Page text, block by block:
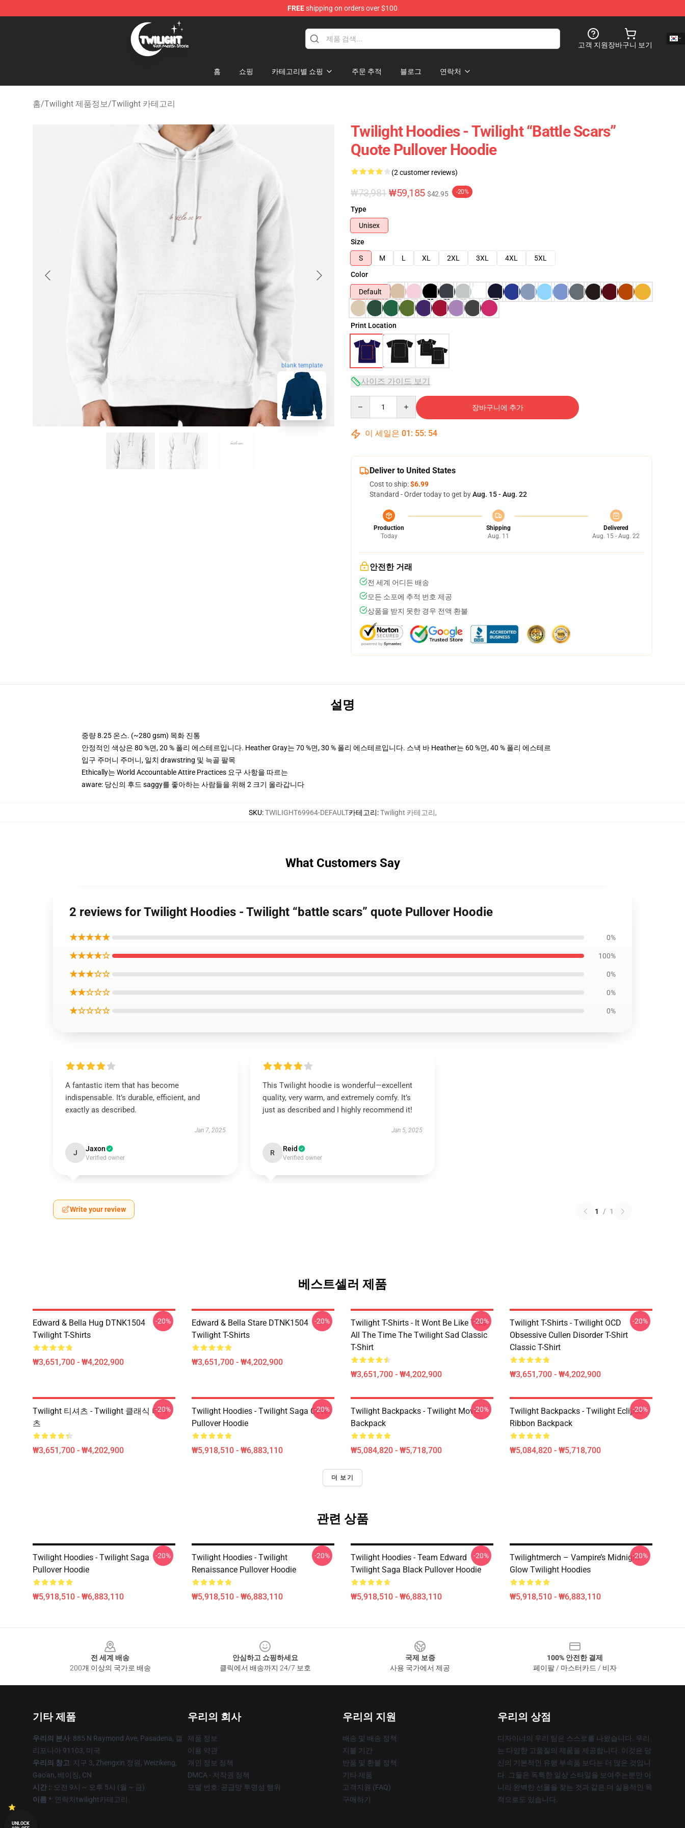
FREEshipping on orders over $100
Twilight Store - Official Twilight Merchandise Shop
고객 지원장바구니 보기
홈 쇼핑 카테고리별 쇼핑 주문 추적 블로그 연락처
홈/Twilight 제품정보/Twilight 카테고리
blank template
Twilight Hoodies - Twilight “battle Scars”
Quote Pullover Hoodie
(2 customer reviews)
₩73,981 ₩59,185 $42.95 -20%
Type
Unisex
Size
S
M L XL 2XL 3XL 4XL
5XL
Color
Default
Print Location
사이즈 가이드 보기
장바구니에 추가
이 세일은 01 : 55: 53
Deliver to United States
Cost to ship:$6.99
Standard - Order today to get byAug. 15 - Aug. 22
Production
Today
Shipping
Aug. 11
Delivered
Aug. 15 - Aug. 22
안전한 거래
전 세계 어디든 배송
모든 소포에 추적 번호 제공
상품을 받지 못한 경우 전액 환불
설명
중량 8.25 온스. (~280 gsm) 목화 진통
안정적인 색상은 80 %면, 20 % 폴리 에스테르입니다. Heather Gray는 70 %면, 30 % 폴리 에스테르입니다. 스낵 바 Heather는 60 %면, 40 % 폴리 에스테르
입구 주머니 주머니, 일치 drawstring 및 늑골 팔목
Ethically는 World Accountable Attire Practices 요구 사항을 따르는
aware: 당신의 후드 saggy를 좋아하는 사람들을 위해 2 크기 올라갑니다
SKU:TWILIGHT69964-DEFAULT카테고리:Twilight 카테고리,
What Customers Say
2 reviews for Twilight Hoodies - Twilight “battle scars” quote Pullover Hoodie
★★★★★ 0%
★★★★☆ 100%
★★★☆☆ 0%
★★☆☆☆ 0%
★☆☆☆☆ 0%
A fantastic item that has become
indispensable. It’s durable, efficient, and
exactly as described.
Jan 7, 2025
J Jaxon
Verified owner
This Twilight hoodie is wonderful—excellent
quality, very warm, and extremely comfy. It’s
just as described and I highly recommend it!
Jan 5, 2025
R Reid
Verified owner
Write your review 1 / 1
베스트셀러 제품
Edward & Bella Hug DTNK1504
Twilight T-Shirts
₩3,651,700 - ₩4,202,900
-20%
Edward & Bella Stare DTNK1504
Twilight T-Shirts
₩3,651,700 - ₩4,202,900
-20%
Twilight T-Shirts - It Wont Be Like This
All The Time The Twilight Sad Classic
T-Shirt
₩3,651,700 - ₩4,202,900
-20%
Twilight T-Shirts - Twilight OCD
Obsessive Cullen Disorder T-Shirt
Classic T-Shirt
₩3,651,700 - ₩4,202,900
-20%
Twilight 티셔츠 - Twilight 클래식 티셔
츠
₩3,651,700 - ₩4,202,900
-20%
Twilight Hoodies - Twilight Saga Cover
Pullover Hoodie
₩5,918,510 - ₩6,883,110
-20%
Twilight Backpacks - Twilight Movie
Backpack
₩5,084,820 - ₩5,718,700
-20%
Twilight Backpacks - Twilight Eclipse
Ribbon Backpack
₩5,084,820 - ₩5,718,700
-20%
더 보기
관련 상품
Twilight Hoodies - Twilight Saga
Pullover Hoodie
₩5,918,510 - ₩6,883,110
-20%
Twilight Hoodies - Twilight
Renaissance Pullover Hoodie
₩5,918,510 - ₩6,883,110
-20%
Twilight Hoodies - Team Edward
Twilight Saga Black Pullover Hoodie
₩5,918,510 - ₩6,883,110
-20%
Twilightmerch – Vampire’s Midnight
Glow Twilight Hoodies
₩5,918,510 - ₩6,883,110
-20%
전 세계 배송
200개 이상의 국가로 배송
안심하고 쇼핑하세요
클릭에서 배송까지 24/7 보호
국제 보증
사용 국가에서 제공
100% 안전한 결제
페이팔 / 마스터카드 / 비자
기타 제품
우리의 본사: 885 N Raymond Ave, Pasadena, 캘
리포니아 91103, 미국
우리의 창고: 지구 3, Zhengxin 정원, Weizikeng,
Gao'an, 베이징, CN
시간 :: 오전 9시 ~ 오후 5시 (월 ~ 금)
이름 *: 연락처twilight카테고리
우리의 회사
제품 정보
이용 약관
개인 정보 정책
DMCA - 저작권 정책
모델 번호: 공급망 투명성 행위
우리의 지원
배송 및 배송 정책
지불 기간
반품 및 환불 정책
기타 제품
고객지원 (FAQ)
구매하기
우리의 상점
디자이너의 우리 팀은 스스로를 나왔습니다. 우리
는 다양한 고품질의 제품을 제공합니다. 이것은 당
신의 기본적인 유행 부속품 보다는 더 많은 것입니
다. 그들은 독특한 일상 스타일을 보여주는뿐만 아
니라 완벽한 선물을 찾는 것과 같은 더 실용적인 목
적으로도 있습니다.
UNLOCK